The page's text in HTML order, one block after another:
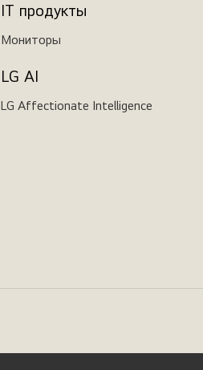
IT продукты
Мониторы
LG AI
LG Affectionate Intelligence